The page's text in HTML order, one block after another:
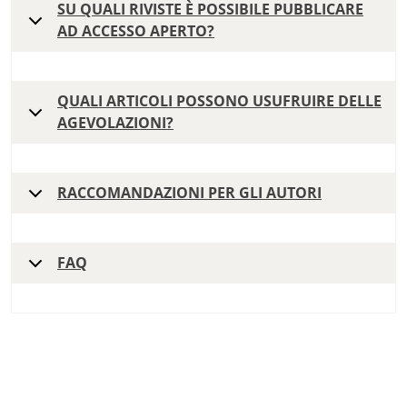
SU QUALI RIVISTE È POSSIBILE PUBBLICARE
AD ACCESSO APERTO?
QUALI ARTICOLI POSSONO USUFRUIRE DELLE
AGEVOLAZIONI?
RACCOMANDAZIONI PER GLI AUTORI
FAQ